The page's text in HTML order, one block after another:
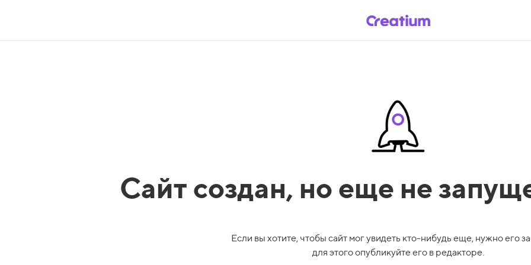
Сайт создан, но еще не
Если вы хотите, чтобы сайт мог увидеть кто-нибудь еще, нужно его
для этого опубликуйте его в редакторе.